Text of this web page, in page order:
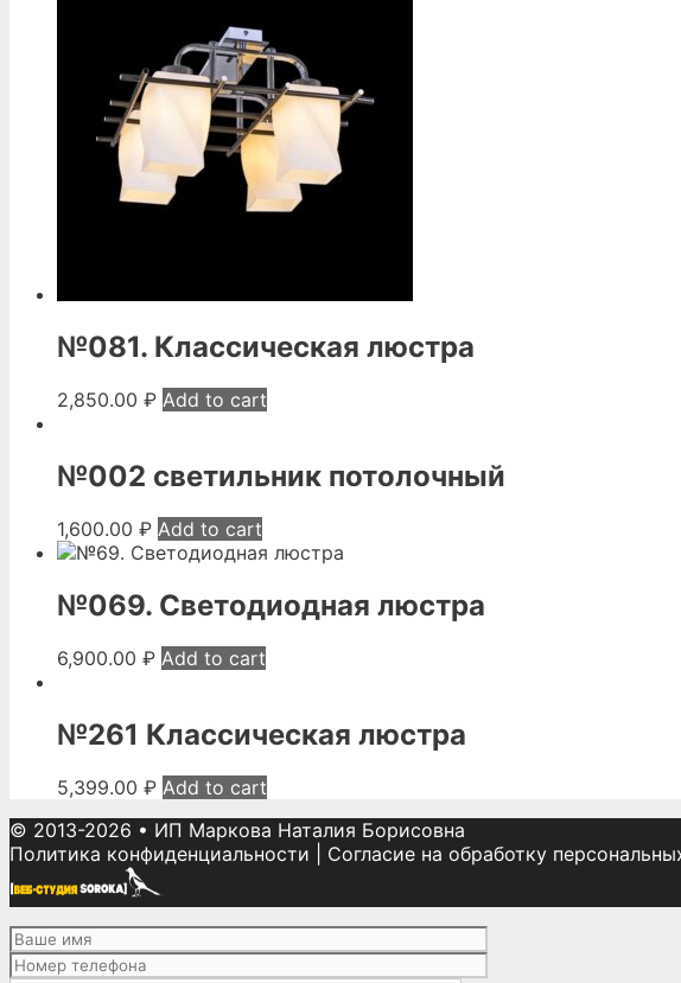
№081. Классическая люстра
2,850.00 ₽ Add to cart
№002 светильник потолочный
1,600.00 ₽ Add to cart
№069. Светодиодная люстра
6,900.00 ₽ Add to cart
№261 Классическая люстра
5,399.00 ₽ Add to cart
© 2013-2026 • ИП Маркова Наталия Борисовна
Политика конфиденциальности
Согласие на обработку